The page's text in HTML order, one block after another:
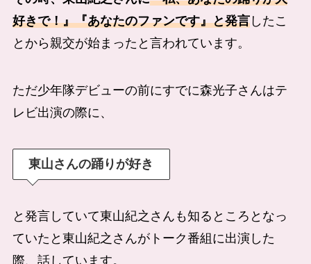
好きで！』『あなたのファンです』と発言したこ
とから親交が始まったと言われています。
ただ少年隊デビューの前にすでに森光子さんはテ
レビ出演の際に、
東山さんの踊りが好き
と発言していて東山紀之さんも知るところとなっ
ていたと東山紀之さんがトーク番組に出演した
際、話しています。